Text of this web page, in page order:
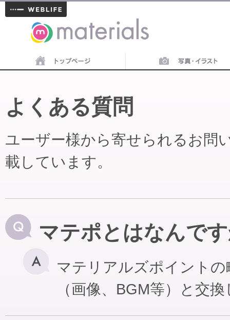
materials
よくある質問
ユーザー様から寄せられるお問
載しています。
マテポとはなんで
マテリアルズポイント
（画像、BGM等）と交